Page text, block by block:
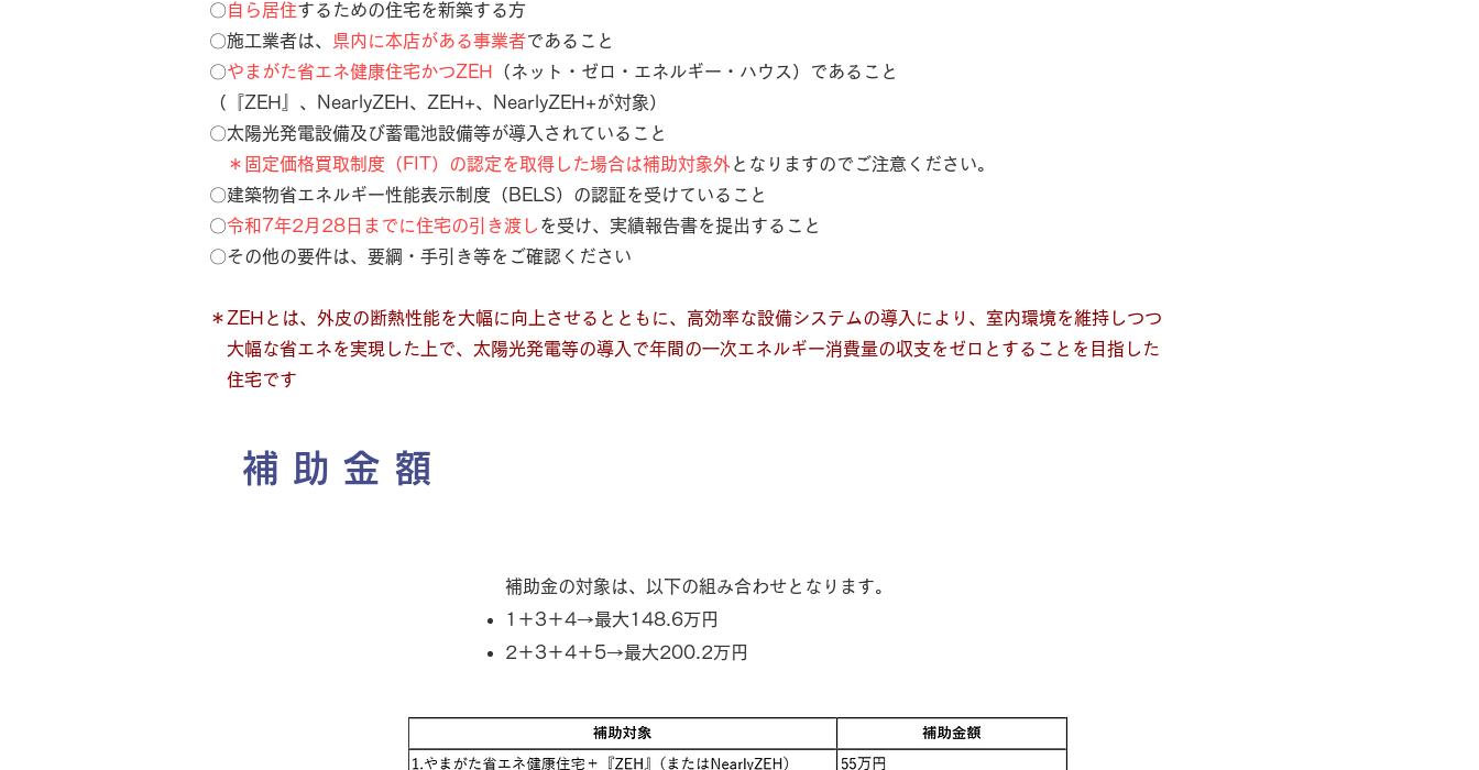
〇自ら居住するための住宅を新築する方
〇施工業者は、
県内に本店がある事業者であること
〇やまがた省エネ健康住宅かつZEH
（ネット・ゼロ・エネルギー・ハウス）であること
（『ZEH』、NearlyZEH、ZEH+、NearlyZEH+が対象）
〇太陽光発電設備及び蓄電池設備等が導入されていること
＊固定価格買取制度（FIT）の認定を取得した場合は補助対象外となりますのでご注意ください。
〇建築物省エネルギー性能表示制度（BELS）の認証を受けていること
〇令和7年2月28日までに住宅の引き渡し を受け、実績報告書を提出すること
〇その他の要件は、要綱・手引き等をご確認ください
＊ZEHとは、外皮の断熱性能を大幅に向上させるとともに、高効率な設備システムの導入により、室内環境を維持しつつ
大幅な省エネを実現した上で、太陽光発電等の導入で年間の一次エネルギー消費量の収支をゼロとすることを目指した
住宅です
補助金額
補助金の対象は、以下の組み合わせとなります。
1＋3＋4→最大148.6万円
2＋3＋4＋5→最大200.2万円